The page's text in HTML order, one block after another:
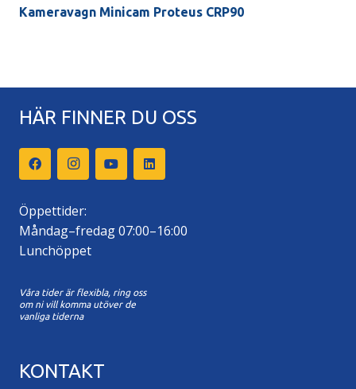
Kameravagn Minicam Proteus CRP90
HÄR FINNER DU OSS
Öppettider:
Måndag–fredag 07:00–16:00
Lunchöppet
Våra tider är flexibla, ring oss
om ni vill komma utöver de
vanliga tiderna
KONTAKT